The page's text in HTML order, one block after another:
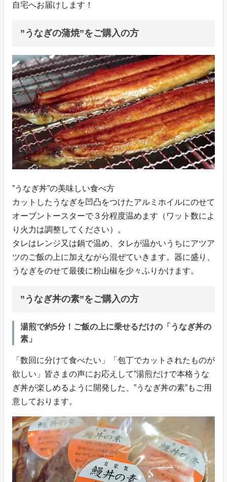
自宅へお届けします！
”うなぎの蒲焼”をご購入の方
”うなぎ丼”の美味しい食べ方
カットしたうなぎを凹凸をつけたアルミホイルにのせて
オーブントースターで３分程度温めます（ワット数によ
り火力は調整してください）。
タレはレンジ又は鍋で温め、タレが温かいうちにアツア
ツのご飯の上に加えながら混ぜていきます。器に盛り、
うなぎをのせて最後に粉山椒を少々ふりかけます。
”うなぎ丼の素”をご購入の方
湯煎で約5分！ご飯の上に乗せるだけの「うなぎ丼の
素」
「数回に分けて食べたい」「包丁でカットされたものが
欲しい」皆さまの声にお応えして”湯煎だけで本格うな
ぎ丼が楽しめるように開発した、”うなぎ丼の素”もご用
意しております。